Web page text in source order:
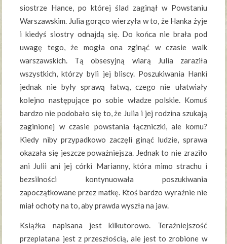
siostrze Hance, po której ślad zaginął w Powstaniu
Warszawskim. Julia gorąco wierzyła w to, że Hanka żyje
i kiedyś siostry odnajdą się. Do końca nie brała pod
uwagę tego, że mogła ona zginąć w czasie walk
warszawskich. Tą obsesyjną wiarą Julia zaraziła
wszystkich, którzy byli jej bliscy. Poszukiwania Hanki
jednak nie były sprawą łatwą, czego nie ułatwiały
kolejno następujące po sobie władze polskie. Komuś
bardzo nie podobało się to, że Julia i jej rodzina szukają
zaginionej w czasie powstania łączniczki, ale komu?
Kiedy niby przypadkowo zaczęli ginąć ludzie, sprawa
okazała się jeszcze poważniejsza. Jednak to nie zraziło
ani Julii ani jej córki Marianny, która mimo strachu i
bezsilności kontynuowała poszukiwania
zapoczątkowane przez matkę. Ktoś bardzo wyraźnie nie
miał ochoty na to, aby prawda wyszła na jaw.
Książka napisana jest kilkutorowo. Teraźniejszość
przeplatana jest z przeszłością, ale jest to zrobione w